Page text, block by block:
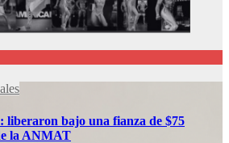
liberaron bajo una fianza de $75
la ANMAT